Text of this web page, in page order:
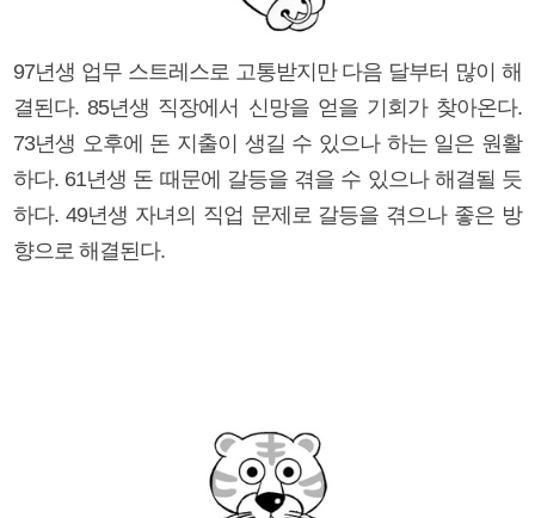
97년생 업무 스트레스로 고통받지만 다음 달부터 많이 해
결된다. 85년생 직장에서 신망을 얻을 기회가 찾아온다.
73년생 오후에 돈 지출이 생길 수 있으나 하는 일은 원활
하다. 61년생 돈 때문에 갈등을 겪을 수 있으나 해결될 듯
하다. 49년생 자녀의 직업 문제로 갈등을 겪으나 좋은 방
향으로 해결된다.